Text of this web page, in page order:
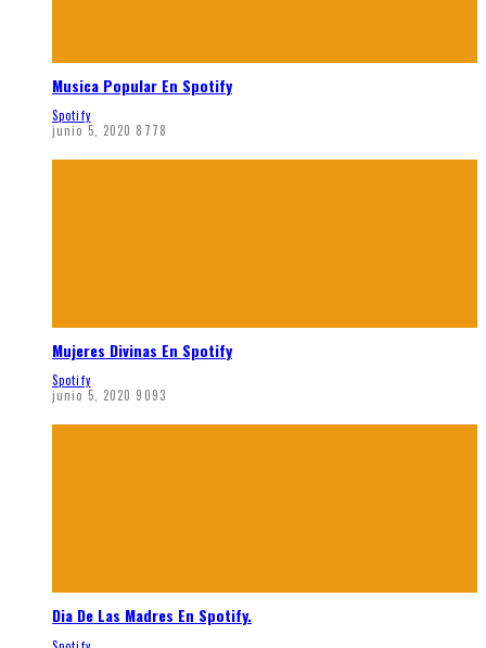
Musica Popular En Spotify
Spotify
junio 5, 2020 8778
Mujeres Divinas En Spotify
Spotify
junio 5, 2020 9093
Dia De Las Madres En Spotify.